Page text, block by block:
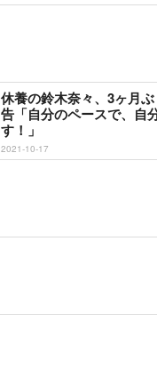
休養の鈴木奈々、3ヶ月
告「自分のペースで、自
す！」
2021-10-17